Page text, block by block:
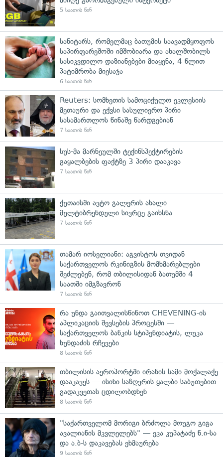
5 საათის წინ
სანიტარს, რომელმაც ბათუმის საავადმყოფოს
საპირფარეშოში იმშობიარა და ახალშობილს
სასიკვდილო დაზიანებები მიაყენა, 4 წლით
პატიმრობა მიესაჯა
6 საათის წინ
Reuters: სომხეთის სამოციქულო ეკლესიის
მეთაური და ექვსი სასულიერო პირი
სასამართლოს წინაშე წარდგებიან
7 საათის წინ
სუს-მა მარნეულში ტექინსპექტირების
გაყალბების ფაქტზე 3 პირი დააკავა
7 საათის წინ
ქუთაისში ავტო გალერის ახალი
მულტიბრენდული სივრცე გაიხსნა
7 საათის წინ
თამარ იოსელიანი: აგვისტოს თვიდან
საქართველოს რკინიგზის მომხმარებლები
შეძლებენ, რომ თბილისიდან ბათუმში 4
საათში იმგზავრონ
7 საათის წინ
რა უნდა გაითვალისწინოთ CHEVENING-ის
აპლიკაციის შევსების პროცესში —
საქართველოს ბანკის სტიპენდიატის, ლუკა
ხუნდაძის რჩევები
8 საათის წინ
თბილისის აეროპორტში ირანის სამი მოქალაქე
დააკავეს — ისინი საზღვრის ყალბი საბუთებით
გადაკვეთას ცდილობდნენ
8 საათის წინ
"საქართველომ მორიგი ბრძოლა მოუგო გიგა
ავალიანის მკვლელებს" — ეკა კუპატაძე ნ.ი-სა
და ა.ბ-ს დაკავებას ეხმაურება
9 საათის წინ